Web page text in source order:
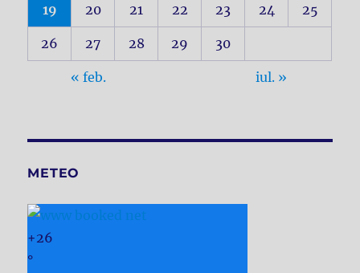
19 20 21 22 23 24 25
26 27 28 29 30
« feb. iul. »
METEO
+26
°